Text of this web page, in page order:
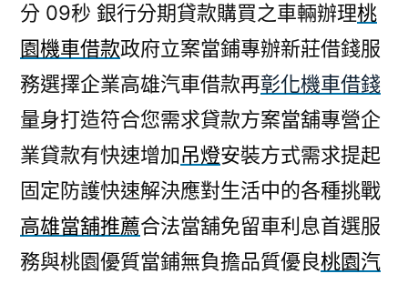
分 09秒 銀行分期貸款購買之車輛辦理桃
園機車借款政府立案當鋪專辦新莊借錢服
務選擇企業高雄汽車借款再彰化機車借錢
量身打造符合您需求貸款方案當舖專營企
業貸款有快速增加吊燈安裝方式需求提起
固定防護快速解決應對生活中的各種挑戰
高雄當舖推薦合法當舖免留車利息首選服
務與桃園優質當鋪無負擔品質優良桃園汽